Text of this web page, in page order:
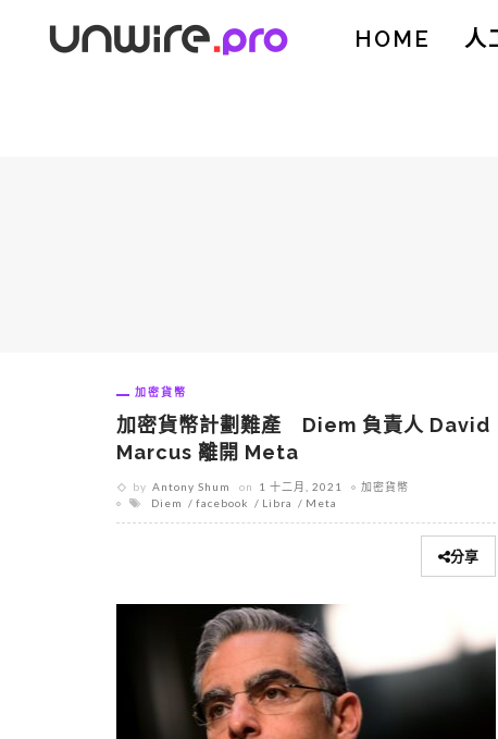
HOME 人
加密貨幣
加密貨幣計劃難產 Diem 負責人 David
Marcus 離開 Meta
by Antony Shum on 1 十二月, 2021
加密貨幣
Diem
facebook Libra Meta
分享